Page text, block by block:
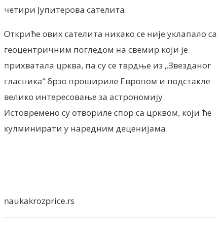
четири Јупитерова сателита.
Откриће ових сателита никако се није уклапало са
геоцентричним погледом на свемир који је
прихватала црква, па су се тврдње из „Звезданог
гласника“ брзо прошириле Европом и подстакле
велико интересовање за астрономију.
Истовремено су отвориле спор са црквом, који ће
кулминирати у наредним деценијама.
naukakrozprice.rs